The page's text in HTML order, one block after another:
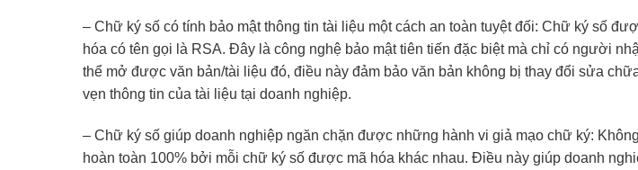
– Chữ ký số có tính bảo mật thông tin tài liệu một cách an toàn tuyệt đối: Chữ ký số
hóa có tên gọi là RSA. Đây là công nghệ bảo mật tiên tiến đặc biệt mà chỉ có người
thể mở được văn bản/tài liệu đó, điều này đảm bảo văn bản không bị thay đổi sửa
vẹn thông tin của tài liệu tại doanh nghiệp.
– Chữ ký số giúp doanh nghiệp ngăn chặn được những hành vi giả mạo chữ ký:
hoàn toàn 100% bởi mỗi chữ ký số được mã hóa khác nhau. Điều này giúp doanh